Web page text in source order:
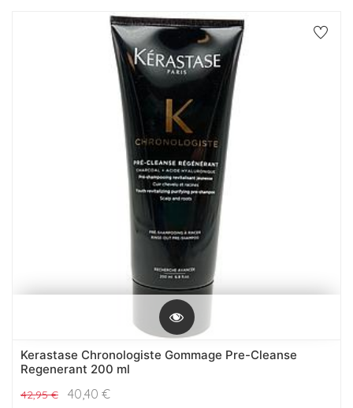
Kerastase Chronologiste Gommage Pre-Cleanse
Regenerant 200 ml
42,95€ 40,40 €